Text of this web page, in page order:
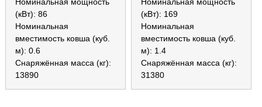
(кВт): 86
Номинальная
вместимость ковша (куб.
м): 0.6
Снаряжённая масса (кг):
13890
(кВт): 169
Номинальная
вместимость ковша (куб.
м): 1.4
Снаряжённая масса (кг):
31380